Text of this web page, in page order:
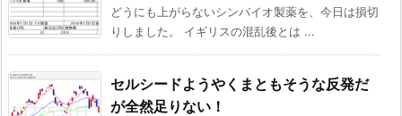
どうにも上がらないシンバイオ製薬を、今日は損切
りしました。 イギリスの混乱後とは ...
セルシードようやくまともそうな反発だ
が全然足りない！